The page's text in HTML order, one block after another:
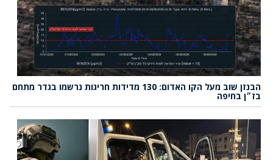
הבנזן שוב מעל הקו האדום: 130 מדידות חריגות נרשמו בגדר מתחם
בז״ן בחיפה